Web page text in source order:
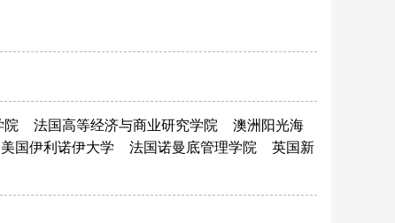
院 法国高等经济与商业研究学院
澳洲阳光海
美国伊利诺伊大学 法国诺曼底管理学院
英国新